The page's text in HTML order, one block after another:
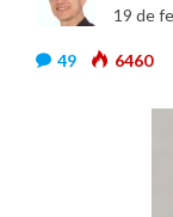
19 de
49 6460